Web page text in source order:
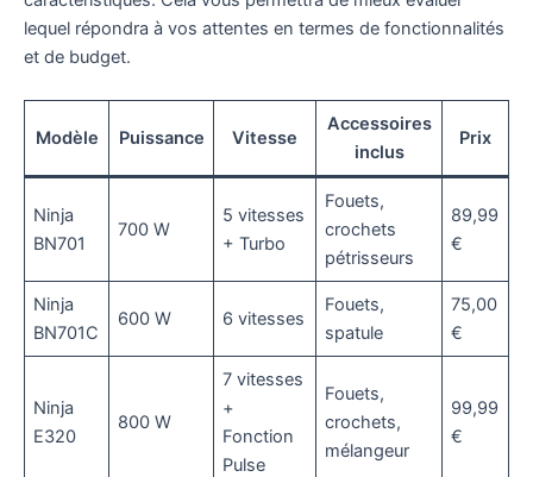
lequel répondra à vos attentes en termes de fonctionnalités
et de budget.
Modèle Puissance Vitesse
Accessoires
inclus
Prix
Ninja
BN701
700 W
5 vitesses
+ Turbo
Fouets,
crochets
pétrisseurs
89,99
€
Ninja
BN701C
600 W 6 vitesses
Fouets,
spatule
75,00
€
Ninja
E320
800 W
7 vitesses
+
Fonction
Pulse
Fouets,
crochets,
mélangeur
99,99
€